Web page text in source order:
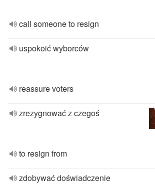
call someone to resign
uspokoić wyborców
reassure voters
zrezygnować z czegoś
to resign from
zdobywać doświadczenie